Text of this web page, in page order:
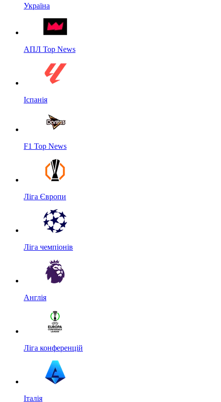
Україна
АПЛ Top News
Іспанія
F1 Top News
Ліга Європи
Ліга чемпіонів
Англія
Ліга конференцій
Італія